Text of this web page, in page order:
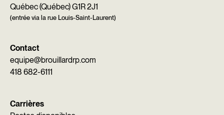
Québec (Québec) G1R 2J1
(entrée via la rue Louis-Saint-Laurent)
Contact
equipe@brouillardrp.com
418 682-6111
Carrières